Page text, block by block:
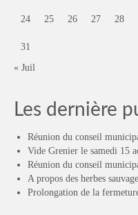
24 25 26 27 28
31
« Juil
Les dernière
Réunion du conseil
Vide Grenier le samedi 15
Réunion du conseil
A propos des herbes
Prolongation de la